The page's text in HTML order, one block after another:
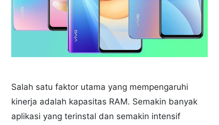
Salah satu faktor utama yang mempengaruhi
kinerja adalah kapasitas RAM. Semakin banyak
aplikasi yang terinstal dan semakin intensif